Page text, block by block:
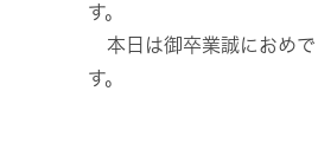
す。
本日は御卒業誠におめで
す。